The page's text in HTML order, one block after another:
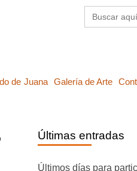
Buscar:
de Juana Galería de Arte
Últimas entradas
Últimos días para